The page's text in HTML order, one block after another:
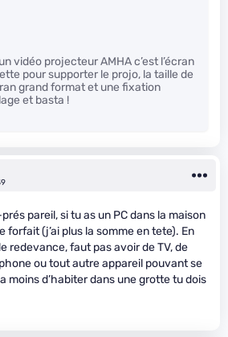
vidéo projecteur AMHA c’est l’écran
pour supporter le projo, la taille de
grand format et une fixation
et basta !
pareil, si tu as un PC dans la maison
forfait (j’ai plus la somme en tete). En
redevance, faut pas avoir de TV, de
ou tout autre appareil pouvant se
moins d’habiter dans une grotte tu dois